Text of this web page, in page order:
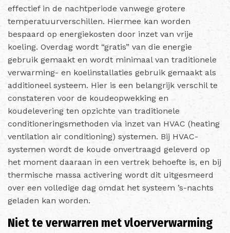
effectief in de nachtperiode vanwege grotere
temperatuurverschillen. Hiermee kan worden
bespaard op energiekosten door inzet van vrije
koeling. Overdag wordt “gratis” van die energie
gebruik gemaakt en wordt minimaal van traditionele
verwarming- en koelinstallaties gebruik gemaakt als
additioneel systeem. Hier is een belangrijk verschil te
constateren voor de koudeopwekking en
koudelevering ten opzichte van traditionele
conditioneringsmethoden via inzet van HVAC (heating
ventilation air conditioning) systemen. Bij HVAC-
systemen wordt de koude onvertraagd geleverd op
het moment daaraan in een vertrek behoefte is, en bij
thermische massa activering wordt dit uitgesmeerd
over een volledige dag omdat het systeem ’s-nachts
geladen kan worden.
Niet te verwarren met vloerverwarming